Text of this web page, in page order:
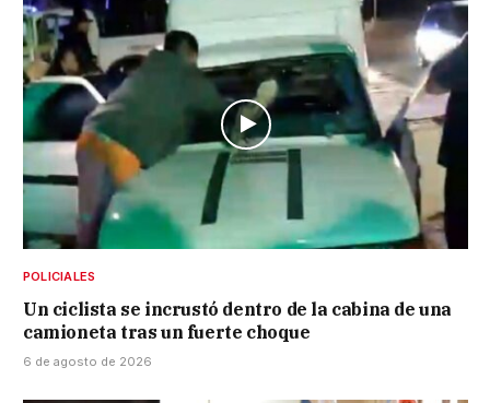
POLICIALES
Un ciclista se incrustó dentro de la cabina de una
camioneta tras un fuerte choque
6 de agosto de 2026